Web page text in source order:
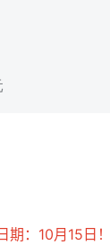
：10月15日！